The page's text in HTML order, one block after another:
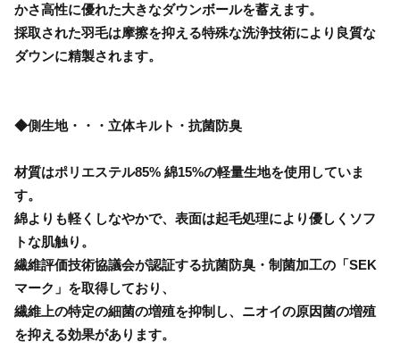
かさ高性に優れた大きなダウンボールを蓄えます。
採取された羽毛は摩擦を抑える特殊な洗浄技術により良質な
ダウンに精製されます。
◆側生地・・・立体キルト・抗菌防臭
材質はポリエステル85% 綿15%の軽量生地を使用していま
す。
綿よりも軽くしなやかで、表面は起毛処理により優しくソフ
トな肌触り。
繊維評価技術協議会が認証する抗菌防臭・制菌加工の「SEK
マーク」を取得しており、
繊維上の特定の細菌の増殖を抑制し、ニオイの原因菌の増殖
を抑える効果があります。